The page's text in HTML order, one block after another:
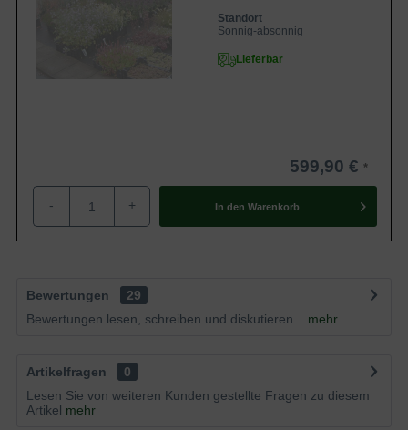
Standort
Sonnig-absonnig
Lieferbar
599,90 €
- + In den Warenkorb
Bewertungen
29
Bewertungen lesen, schreiben und diskutieren...
mehr
Artikelfragen
0
Lesen Sie von weiteren Kunden gestellte Fragen zu diesem
Artikel mehr